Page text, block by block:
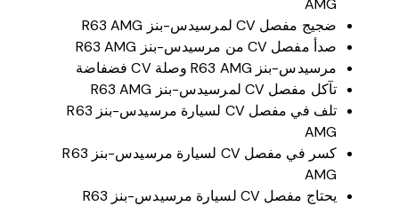
AMG
ضجيج مفصل CV لمرسيدس-بنز R63 AMG
صدأ مفصل CV من مرسيدس-بنز R63 AMG
مرسيدس-بنز R63 AMG وصلة CV فضفاضة
تآكل مفصل CV لمرسيدس-بنز R63 AMG
تلف في مفصل CV لسيارة مرسيدس-بنز R63
AMG
كسر في مفصل CV لسيارة مرسيدس-بنز R63
AMG
يحتاج مفصل CV لسيارة مرسيدس-بنز R63